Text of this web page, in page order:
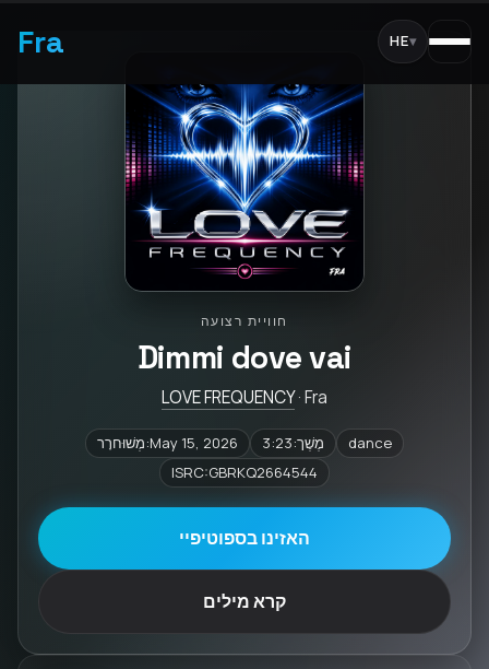
Fra HE▾
חוויית רצועה
Dimmi dove vai
LOVE FREQUENCY· Fra
מְשׁוּחרָר:May 15, 2026 מֶשֶׁך:3:23
dance
ISRC:GBRKQ2664544
האזינו בספוטיפיי
קרא מילים